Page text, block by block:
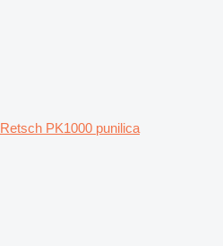
Retsch PK1000 punilica